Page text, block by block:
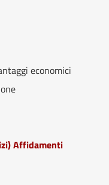
economici
Affidamenti